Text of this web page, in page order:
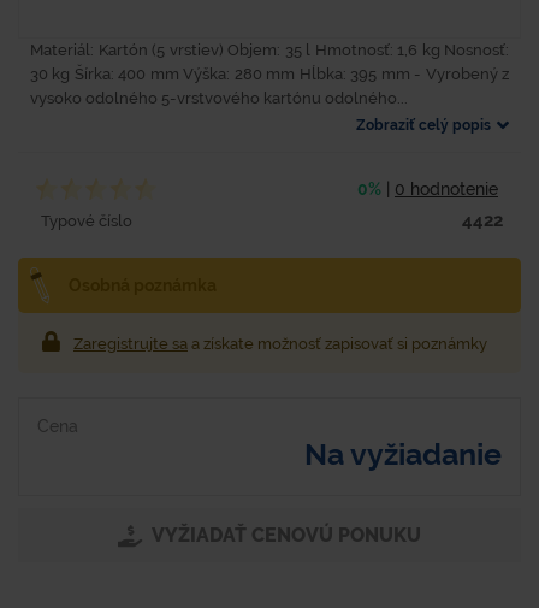
Materiál: Kartón (5 vrstiev) Objem: 35 l Hmotnosť: 1,6 kg Nosnosť:
30 kg Šírka: 400 mm Výška: 280 mm Hĺbka: 395 mm - Vyrobený z
vysoko odolného 5-vrstvového kartónu odolného...
Zobraziť celý popis
0% 0 hodnotenie
Typové číslo 4422
Zaregistrujte sa a získate možnosť zapisovať si poznámky
Cena
Na vyžiadanie
VYŽIADAŤ CENOVÚ PONUKU